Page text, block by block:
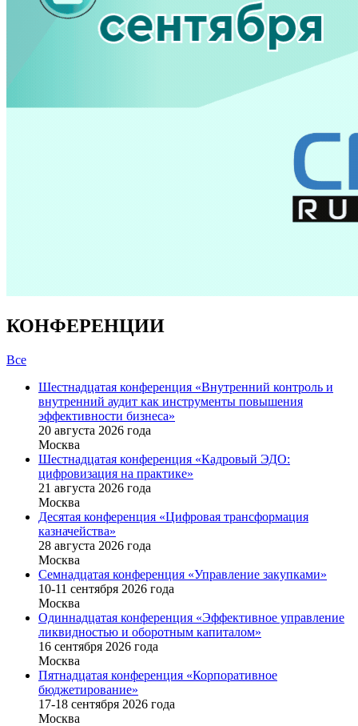
КОНФЕРЕНЦИИ
Все
Шестнадцатая конференция «Внутренний контроль и
внутренний аудит как инструменты повышения
эффективности бизнеса»
20 августа 2026 года
Москва
Шестнадцатая конференция «Кадровый ЭДО:
цифровизация на практике»
21 августа 2026 года
Москва
Десятая конференция «Цифровая трансформация
казначейства»
28 августа 2026 года
Москва
Семнадцатая конференция «Управление закупками»
10-11 сентября 2026 года
Москва
Одиннадцатая конференция «Эффективное управление
ликвидностью и оборотным капиталом»
16 cентября 2026 года
Москва
Пятнадцатая конференция «Корпоративное
бюджетирование»
17-18 сентября 2026 года
Москва